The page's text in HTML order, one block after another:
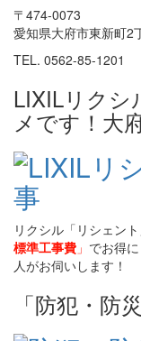
〒474-0073
愛知県大府市東新町2
TEL. 0562-85-1201
LIXILリクシ
メです！大
リクシル「リシェント
標準工事費 」 でお得
人がお伺いします！
「防犯・防